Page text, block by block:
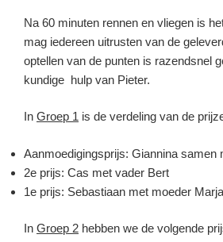
Na 60 minuten rennen en vliegen is
mag iedereen uitrusten van de
optellen van de punten is razendsnel
kundige hulp van Pieter.
In Groep 1 is de verdeling van de
Aanmoedigingsprijs: Giannina samen
2e prijs: Cas met vader Bert
1e prijs: Sebastiaan met moeder
In Groep 2 hebben we de volgende